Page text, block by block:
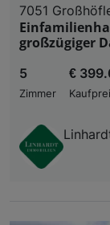
7051
großzügiger
5
Zimmer
€